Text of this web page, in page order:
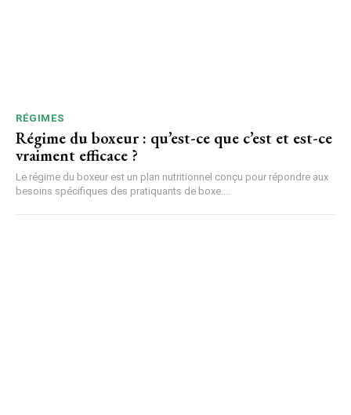
RÉGIMES
Régime du boxeur : qu’est-ce que c’est et est-ce
vraiment efficace ?
Le régime du boxeur est un plan nutritionnel conçu pour répondre aux
besoins spécifiques des pratiquants de boxe....